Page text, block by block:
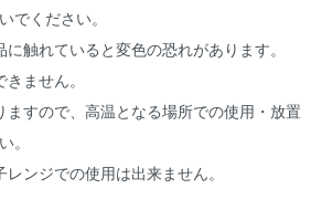
でください。
触れていると変色の恐れがあります。
ません。
すので、高温となる場所での使用・放置
。
ンジでの使用は出来ません。